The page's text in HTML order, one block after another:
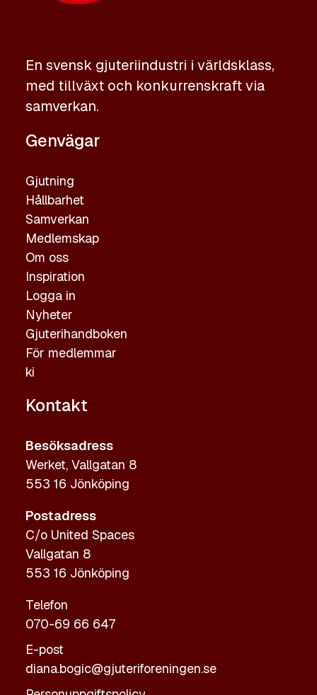
En svensk gjuteriindustri i världsklass,
med tillväxt och konkurrenskraft via
samverkan.
Genvägar
Gjutning
Hållbarhet
Samverkan
Medlemskap
Om oss
Inspiration
Logga in
Nyheter
Gjuterihandboken
För medlemmar
ki
Kontakt
Besöksadress
Werket, Vallgatan 8
553 16 Jönköping
Postadress
C/o United Spaces
Vallgatan 8
553 16 Jönköping
Telefon
070-69 66 647
E-post
diana.bogic@gjuteriforeningen.se